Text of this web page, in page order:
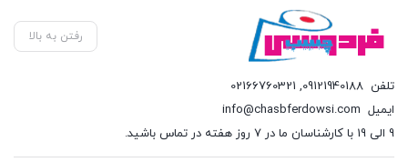
رفتن به بالا
تلفن 09121940188
,
02166760321
ایمیل info@chasbferdowsi.com
9 الی 19 با کارشناسان ما در 7 روز هفته در تماس باشید.